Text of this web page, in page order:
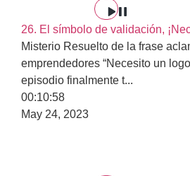
26. El símbolo de validación,
Misterio Resuelto de la frase
emprendedores “Necesito un
episodio finalmente t...
00:10:58
May 24, 2023